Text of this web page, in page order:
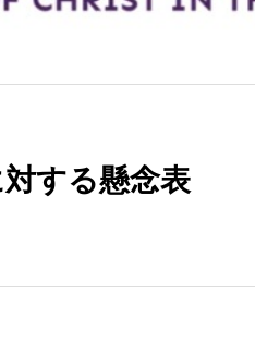
する懸念表